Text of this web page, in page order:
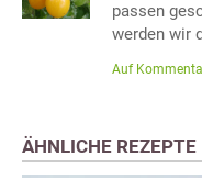
passen
werden wir
Auf
ÄHNLICHE REZEPTE